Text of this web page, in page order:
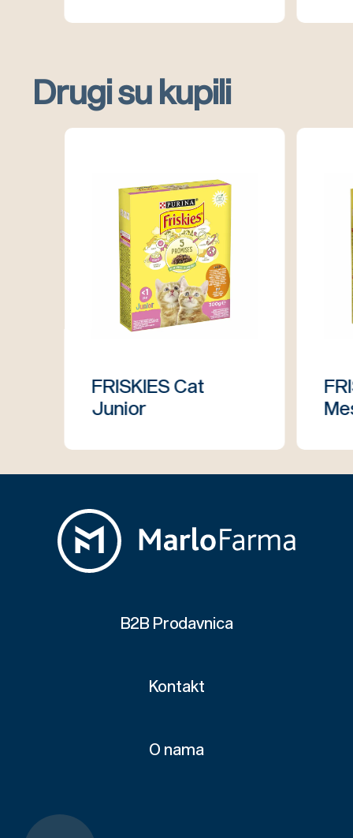
Drugi su kupili
FRISKIES Cat
Junior
B2B Prodavnica
Kontakt
O nama